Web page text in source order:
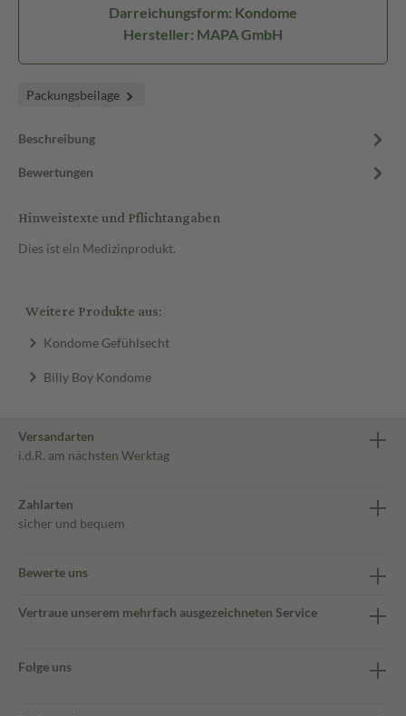
Darreichungsform: Kondome
Hersteller: MAPA GmbH
Packungsbeilage
Beschreibung
Bewertungen
Hinweistexte und Pflichtangaben
Dies ist ein Medizinprodukt.
Weitere Produkte aus:
Kondome Gefühlsecht
Billy Boy Kondome
Versandarten
i.d.R. am nächsten Werktag
Zahlarten
sicher und bequem
Bewerte uns
Vertraue unserem mehrfach ausgezeichneten Service
Folge uns